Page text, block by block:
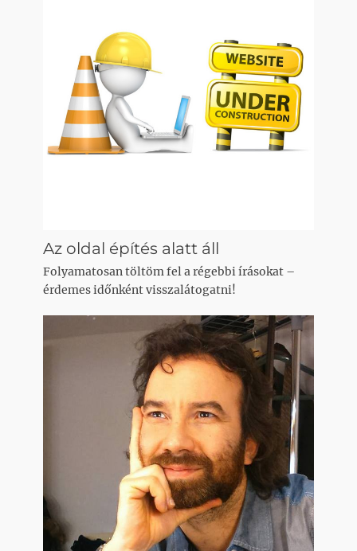
Az oldal építés alatt áll
Folyamatosan töltöm fel a régebbi írásokat –
érdemes időnként visszalátogatni!